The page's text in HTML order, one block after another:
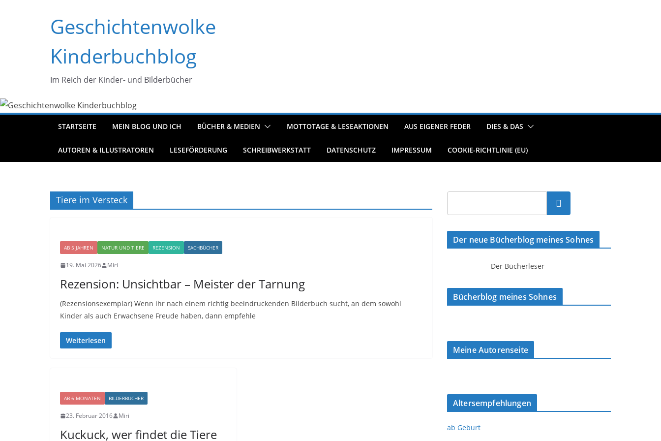
Geschichtenwolke
Kinderbuchblog
Im Reich der Kinder- und Bilderbücher
STARTSEITE MEIN BLOG UND ICH BÜCHER & MEDIEN MOTTOTAGE & LESEAKTIONEN AUS EIGENER FEDER DIES & DAS
AUTOREN & ILLUSTRATOREN LESEFÖRDERUNG SCHREIBWERKSTATT DATENSCHUTZ IMPRESSUM COOKIE-RICHTLINIE (EU)
Tiere im Versteck
AB 5 JAHREN NATUR UND TIERE REZENSION SACHBÜCHER
19. Mai 2026 Miri
Rezension: Unsichtbar – Meister der Tarnung
(Rezensionsexemplar) Wenn ihr nach einem richtig beeindruckenden Bilderbuch sucht, an dem sowohl
Kinder als auch Erwachsene Freude haben, dann empfehle
Weiterlesen
AB 6 MONATEN BILDERBÜCHER
23. Februar 2016 Miri
Kuckuck, wer findet die Tiere
Suchen
Der neue Bücherblog meines Sohnes
Der Bücherleser
Bücherblog meines Sohnes
Meine Autorenseite
Altersempfehlungen
ab Geburt